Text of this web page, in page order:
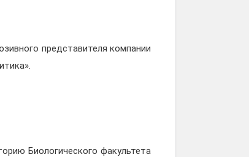
представителя компании
Биологического факультета